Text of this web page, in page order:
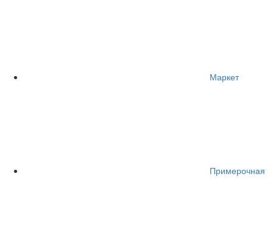
Маркет
Примерочная